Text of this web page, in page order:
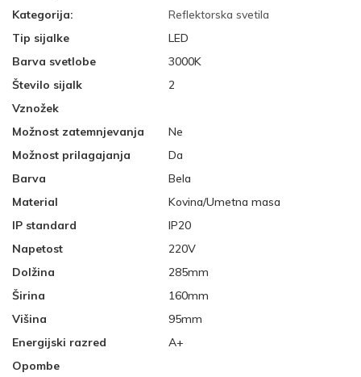
Kategorija:
Reflektorska svetila
Tip sijalke
LED
Barva svetlobe
3000K
Število sijalk
2
Vznožek
Možnost zatemnjevanja
Ne
Možnost prilagajanja
Da
Barva
Bela
Material
Kovina/Umetna masa
IP standard
IP20
Napetost
220V
Dolžina
285mm
Širina
160mm
Višina
95mm
Energijski razred
A+
Opombe